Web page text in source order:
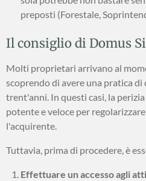
preposti (Forestale,
Il consiglio di Domus
Molti proprietari arrivano al
scoprendo di avere una pratica di
trent'anni. In questi casi, la
potente e veloce per
l'acquirente.
Tuttavia, prima di procedere, è
Effettuare un accesso agli atti